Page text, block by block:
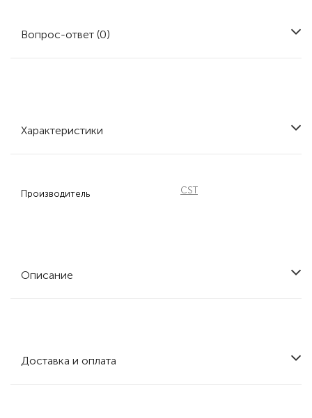
Вопрос-ответ (0)
Характеристики
Производитель CST
Описание
Доставка и оплата